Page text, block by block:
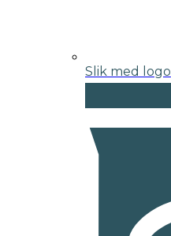
Slik med logo